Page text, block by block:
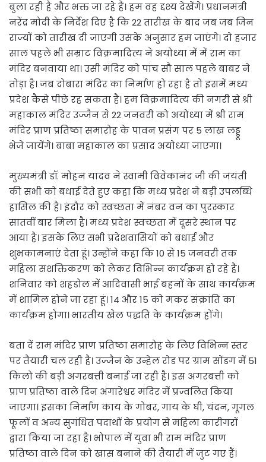
बुला रही है और भक्त जा रहे हैं। हम वह द्दश्य देखेंगे। प्रधानमंत्री
नरेंद्र मोदी के निर्देश दिए है कि 22 तारीख के बाद जब जब जिन
राज्यों को तारीख दी जाएगी उसके अनुसार हम जाएंगे। दो हजार
साल पहले भी सम्राट विक्रमादित्य ने अयोध्या में में राम का
मंदिर बनवाया था। उसी मंदिर को पांच सौ साल पहले बाबर ने
तोड़ा है। जब दोबारा मंदिर का निर्माण हो रहा है तो इसमें मध्य
प्रदेश कैसे पीछे रह सकता है। हम विक्रमादित्य की नगरी से श्री
महाकाल मंदिर उज्जैन से 22 जनवरी को अयोध्या में श्री राम
मंदिर प्राण प्रतिष्ठा समारोह के पावन प्रसंग पर 5 लाख लड्डू
भेजे जायेंगे। बाबा महाकाल का प्रसाद अयोध्या जाएगा।
मुख्यमंत्री डॉ. मोहन यादव ने स्वामी विवेकानंद जी की जयंती
की सभी को बधाई देते हुए कहा कि मध्य प्रदेश ने बड़ी उपलब्धि
हासिल की है। इंदौर को स्वच्छता में नंबर वन का पुरस्कार
सातवीं बार मिला है। मध्य प्रदेश स्वच्छता में दूसरे स्थान पर
आया है। इसके लिए सभी प्रदेशवासियों को बधाई और
शुभकामनाएं देता हूं। उन्होंने कहा कि 10 से 15 जनवरी तक
महिला सशक्तिकरण को लेकर विभिन्न कार्यक्रम हो रहे हैं।
शनिवार को शहडोल में आदिवासी भाई बहनों के साथ कार्यक्रम
में शामिल होने जा रहा हूं। 14 और 15 को मकर संक्रांति का
कार्यक्रम होगा। भारतीय खेल पद्धति के कार्यक्रम होंगे।
बता दें राम मंदिर प्राण प्रतिष्ठा समारोह के लिए विभिन्न स्तर
पर तैयारी चल रही है। उज्जैन के उन्हेल रोड पर ग्राम सोंडग में 51
किलो की बड़ी अगरबत्ती बनाई जा रही है। इस अगरबत्ती को
प्राण प्रतिष्ठा वाले दिन अंगारेश्वर मंदिर में प्रज्वलित किया
जाएगा। इसका निर्माण काय के गोबर, गाय के घी, चंदन, गूगल
फूलों व अन्य सुगंधित पदाथों के प्रयोग से महिला कारीगरों
द्वारा किया जा रहा है। भोपाल में युवा भी राम मंदिर प्राण
प्रतिष्ठा वाले दिन को खास बनाने की तैयारी में जुट गए हैं।